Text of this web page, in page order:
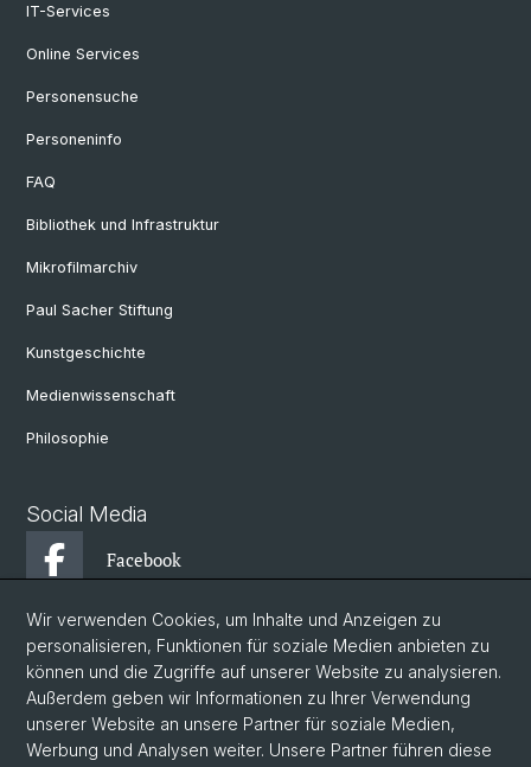
IT-Services
Online Services
Personensuche
Personeninfo
FAQ
Bibliothek und Infrastruktur
Mikrofilmarchiv
Paul Sacher Stiftung
Kunstgeschichte
Medienwissenschaft
Philosophie
Social Media
Facebook
Instagram
YouTube
Wir verwenden Cookies, um Inhalte und Anzeigen zu
personalisieren, Funktionen für soziale Medien anbieten zu
können und die Zugriffe auf unserer Website zu analysieren.
Außerdem geben wir Informationen zu Ihrer Verwendung
unserer Website an unsere Partner für soziale Medien,
Werbung und Analysen weiter. Unsere Partner führen diese